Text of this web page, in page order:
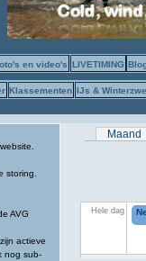
en video's LIVETIMING
Klassementen IJs &
storing.
AVG
actieve
nog sub-
Primaire
Maand
Hele dag